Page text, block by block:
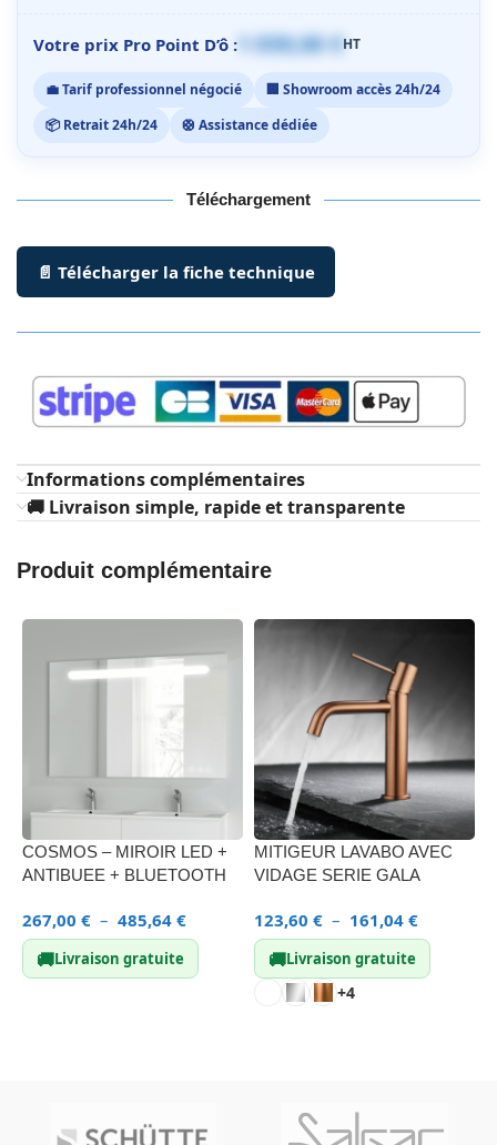
Votre prix Pro Point D’ô : 1 059,00 €HT
💼 Tarif professionnel négocié
🏢 Showroom accès 24h/24
📦 Retrait 24h/24
🛟 Assistance dédiée
Téléchargement
📄 Télécharger la fiche technique
Informations complémentaires
🚚 Livraison simple, rapide et transparente
Produit complémentaire
COSMOS – MIROIR LED +
ANTIBUEE + BLUETOOTH
267,00 € – 485,64 €
🚚Livraison gratuite
MITIGEUR LAVABO AVEC
VIDAGE SERIE GALA
123,60 € – 161,04 €
🚚Livraison gratuite
+4